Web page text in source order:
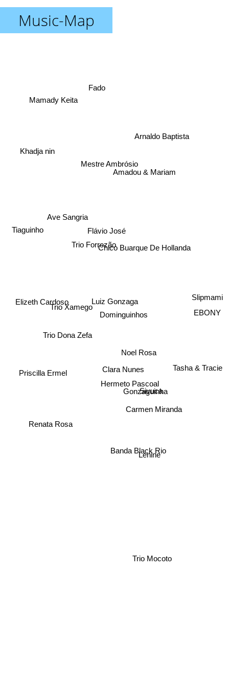
Music-Map
Luiz Gonzaga
Dominguinhos
Hermeto Pascoal
Flávio José
Chico Buarque De Hollanda
Clara Nunes
Noel Rosa
Sivuca
Gonzaguinha
Trio Forrozão
Banda Black Rio
Trio Xamego
Amadou & Mariam
Mestre Ambrósio
Mamady Keita
Elizeth Cardoso
Renata Rosa
Lenine
Carmen Miranda
Fado
Tiaguinho
Priscilla Ermel
Trio Mocoto
EBONY
Slipmami
Khadja nin